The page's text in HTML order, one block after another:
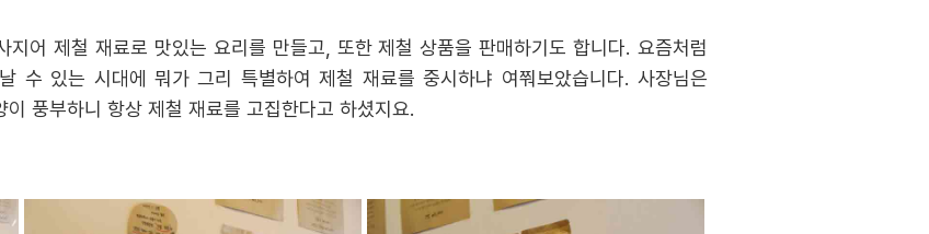
어 제철 재료로 맛있는 요리를 만들고, 또한 제철 상품을 판매하기도 합니다. 요즘처럼
수 있는 시대에 뭐가 그리 특별하여 제철 재료를 중시하냐 여쭤보았습니다. 사장님은
풍부하니 항상 제철 재료를 고집한다고 하셨지요.